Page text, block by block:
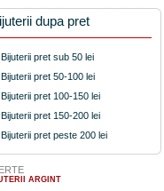
dupa pret
Bijuterii pret sub 50 lei
Bijuterii pret 50-100 lei
Bijuterii pret 100-150 lei
Bijuterii pret 150-200 lei
Bijuterii pret peste 200 lei
ARGINT